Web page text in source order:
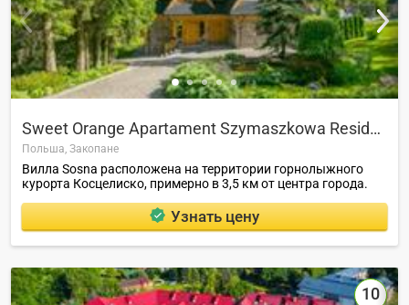
Sweet Orange Apartament Szymaszkowa Residence
Польша, Закопане
Вилла Sosna расположена на территории горнолыжного
курорта Косцелиско, примерно в 3,5 км от центра города.
Узнать цену
10